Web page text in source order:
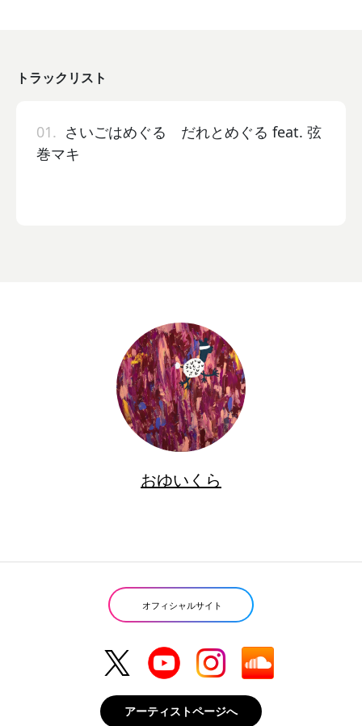
トラックリスト
01. さいごはめぐる だれとめぐる feat. 弦
巻マキ
おゆいくら
オフィシャルサイト
アーティストページへ